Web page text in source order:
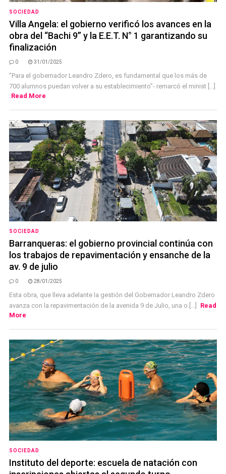
SOCIEDAD
Villa Angela: el gobierno verificó los avances en la
obra del “Bachi 9” y la E.E.T. N° 1 garantizando su
finalización
0 31/01/2025
”Para el gobernador Leandro Zdero, es fundamental que los más de
700 alumnos puedan volver a su establecimiento”- remarcó el minist [...]
Read More
SOCIEDAD
Barranqueras: el gobierno provincial continúa con
los trabajos de repavimentación y ensanche de la
av. 9 de julio
0 28/01/2025
Esta obra, que lleva adelante la gestión del Gobernador Leandro Zdero
avanza con la repavimentación de la avenida 9 de Julio, una o [...]
Read
More
SOCIEDAD
Instituto del deporte: escuela de natación con